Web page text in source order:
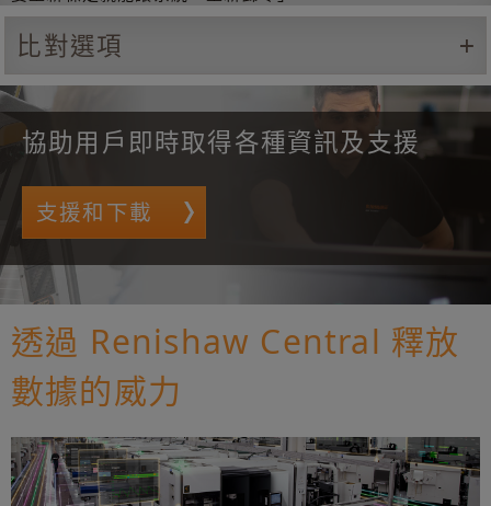
比對選項
協助用戶即時取得各種資訊及支援
支援和下載
透過 Renishaw Central 釋放
數據的威力